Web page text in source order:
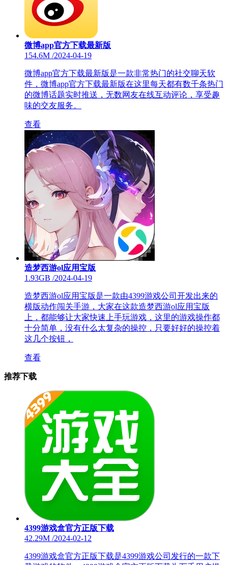
微博app官方下载最新版
154.6M /2024-04-19
微博app官方下载最新版是一款非常热门的社交聊天软
件，微博app官方下载最新版在这里每天都有数千条热门
的微博话题实时推送，无数网友在线互动评论，享受趣
味的交友服务。
查看
造梦西游ol应用宝版
1.93GB /2024-04-19
造梦西游ol应用宝版是一款由4399游戏公司开发出来的
横版动作闯关手游，大家在这款造梦西游ol应用宝版
上，都能够让大家快速上手玩游戏，这里的游戏操作都
十分简单，没有什么太复杂的操控，只要好好的操控着
这几个按钮，
查看
推荐下载
4399游戏盒官方正版下载
42.29M /2024-02-12
4399游戏盒官方正版下载是4399游戏公司发行的一款下